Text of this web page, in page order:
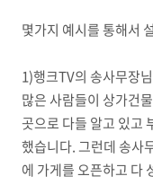
몇가지 예시를 통해서
1)행크TV의 송사무장
많은 사람들이 상가건
곳으로 다들 알고 있고
했습니다. 그런데 송사
에 가게를 오픈하고 다